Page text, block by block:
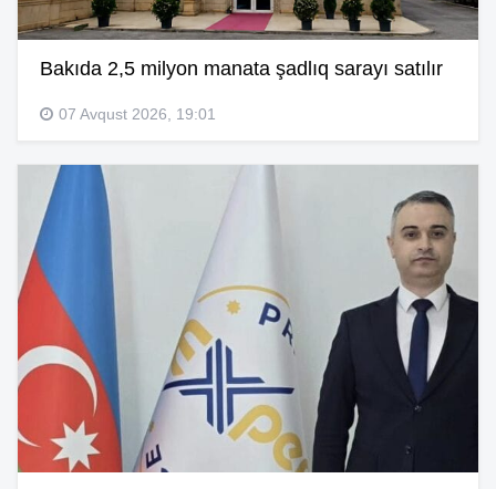
Bakıda 2,5 milyon manata şadlıq sarayı satılır
07 Avqust 2026, 19:01